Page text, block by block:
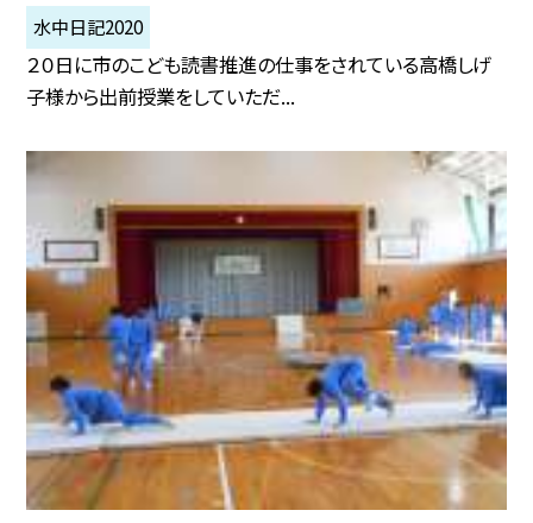
水中日記2020
２０日に市のこども読書推進の仕事をされている高橋しげ
子様から出前授業をしていただ...